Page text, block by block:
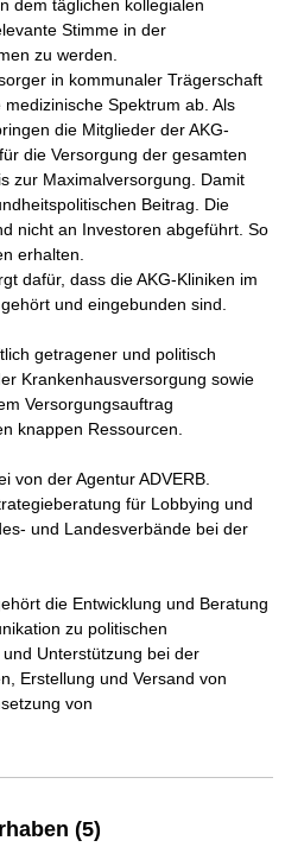
dem täglichen kollegialen
Stimme in der
zu werden.
in kommunaler Trägerschaft
Spektrum ab. Als
die Mitglieder der AKG-
die Versorgung der gesamten
zur Maximalversorgung. Damit
Beitrag. Die
nicht an Investoren abgeführt. So
erhalten.
dafür, dass die AKG-Kliniken im
und eingebunden sind.
getragener und politisch
Krankenhausversorgung sowie
Versorgungsauftrag
knappen Ressourcen.
von der Agentur ADVERB.
für Lobbying und
und Landesverbände bei der
die Entwicklung und Beratung
zu politischen
Unterstützung bei der
Erstellung und Versand von
von
(5)